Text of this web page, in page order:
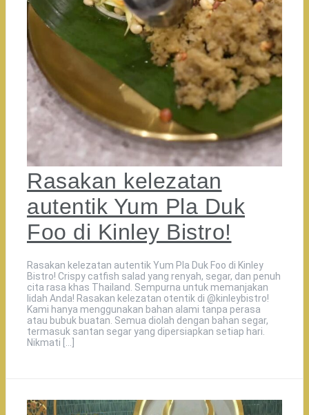
Rasakan kelezatan
autentik Yum Pla Duk
Foo di Kinley Bistro!
Rasakan kelezatan autentik Yum Pla Duk Foo di Kinley
Bistro! Crispy catfish salad yang renyah, segar, dan penuh
cita rasa khas Thailand. Sempurna untuk memanjakan
lidah Anda! Rasakan kelezatan otentik di @kinleybistro!
Kami hanya menggunakan bahan alami tanpa perasa
atau bubuk buatan. Semua diolah dengan bahan segar,
termasuk santan segar yang dipersiapkan setiap hari.
Nikmati […]